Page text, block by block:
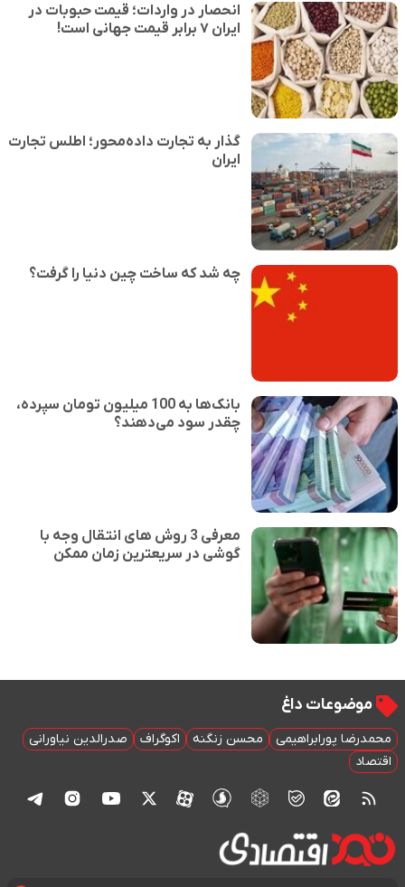
انحصار در واردات؛ قیمت حبوبات در
ایران ۷ برابر قیمت جهانی است!
گذار به تجارت داده‌محور؛ اطلس تجارت
ایران
چه شد که ساخت چین دنیا را گرفت؟
بانک‌ها به 100 میلیون تومان سپرده،
چقدر سود می‌دهند؟
معرفی 3 روش های انتقال وجه با
گوشی در سریعترین زمان ممکن
موضوعات داغ
محمدرضا پورابراهیمی محسن زنگنه اکوگراف
صدرالدین نیاورانی
اقتصاد